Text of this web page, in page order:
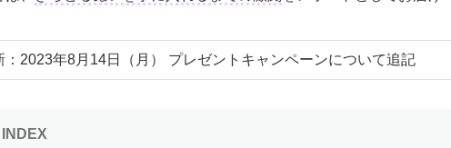
：2023年8月14日（月） プレゼントキャンペーンについて追記